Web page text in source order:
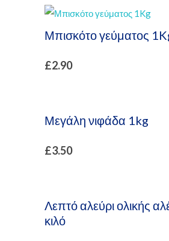
Μπισκότο γεύματος
£2.90
Μεγάλη νιφάδα 1kg
£3.50
Λεπτό αλεύρι ολικής
κιλό